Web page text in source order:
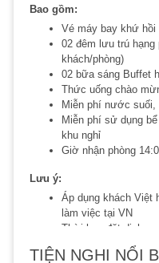
Bao gồm:
Vé máy bay khứ
02 đêm lưu trú hạng
khách/phòng)
02 bữa sáng Buffet
Thức uống chào
Miễn phí nước suối,
Miễn phí sử dụng
khu nghỉ
Giờ nhận phòng
Lưu ý:
Áp dụng khách Việt
làm việc tại VN
Thời hạn đặt dịch
Thời hạn lưu trú đến
Phụ thu cuối tuần,
TIỆN NGHI NỔI